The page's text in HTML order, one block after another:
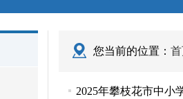
您当前的位置：
2025年攀枝花市中小